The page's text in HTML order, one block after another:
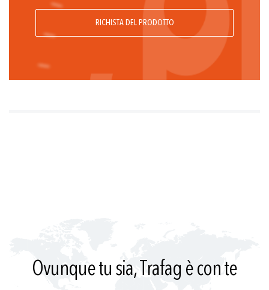
M12x1; Standard industriale, distanza contatti 9.4 mm;
Packard Metri Pack; Cavo
G1/2 m, membrana affacciata
-10°C ... +125°C
RICHISTA DEL PRODOTTO
Ovunque tu sia, Trafag è con te